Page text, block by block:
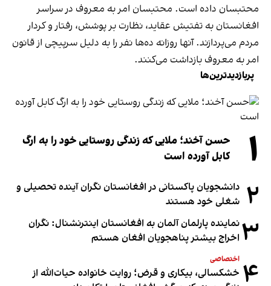
محتبسان داده است. محتبسان امر به معروف در سراسر
افغانستان به تفتیش عقاید، نظارت بر پوشش، رفتار و کردار
مردم می‌پردازند. آنها روزانه ده‌ها نفر را به دلیل سرپیچی از قانون
امر به معروف بازداشت می‌کنند.
پربازدیدترین‌ها
۱
حسن آخند؛ ملایی که زندگی روستایی خود را به ارگ
کابل آورده است
۲ دانشجویان پاکستانی در افغانستان نگران آینده تحصیلی و
شغلی خود هستند
۳نماینده پارلمان آلمان به افغانستان اینترنشنال: نگران
اخراج بیشتر پناهجویان افغان هستم
۴ اختصاصی
خشکسالی، بیکاری و قرض؛ روایت خانواده حیات‌الله از